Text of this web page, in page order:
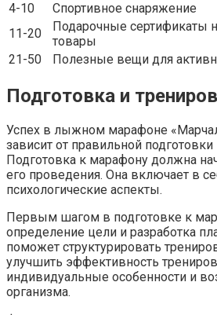
4-10
Спортивное снаряжение
11-20
Подарочные сертификаты
товары
21-50
Полезные вещи для
Подготовка и
Успех в лыжном марафоне
зависит от правильной
Подготовка к марафону должна
его проведения. Она включает в
психологические аспекты.
Первым шагом в подготовке к
определение цели и разработка
поможет структурировать
улучшить эффективность
индивидуальные особенности и
организма.